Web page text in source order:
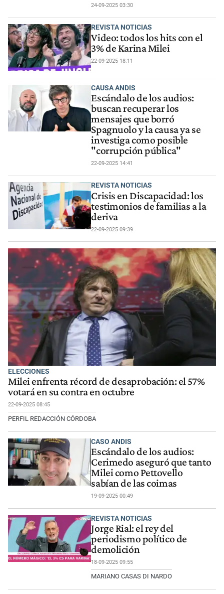
24-09-2025 03:30
REVISTA NOTICIAS
Video: todos los hits con el
3% de Karina Milei
22-09-2025 18:11
CAUSA ANDIS
Escándalo de los audios:
buscan recuperar los
mensajes que borró
Spagnuolo y la causa ya se
investiga como posible
"corrupción pública"
22-09-2025 14:41
REVISTA NOTICIAS
Crisis en Discapacidad: los
testimonios de familias a la
deriva
22-09-2025 09:39
ELECCIONES
Milei enfrenta récord de desaprobación: el 57%
votará en su contra en octubre
22-09-2025 08:45
PERFIL REDACCIÓN CÓRDOBA
CASO ANDIS
Escándalo de los audios:
Cerimedo aseguró que tanto
Milei como Pettovello
sabían de las coimas
19-09-2025 00:49
REVISTA NOTICIAS
Jorge Rial: el rey del
periodismo político de
demolición
18-09-2025 09:55
MARIANO CASAS DI NARDO